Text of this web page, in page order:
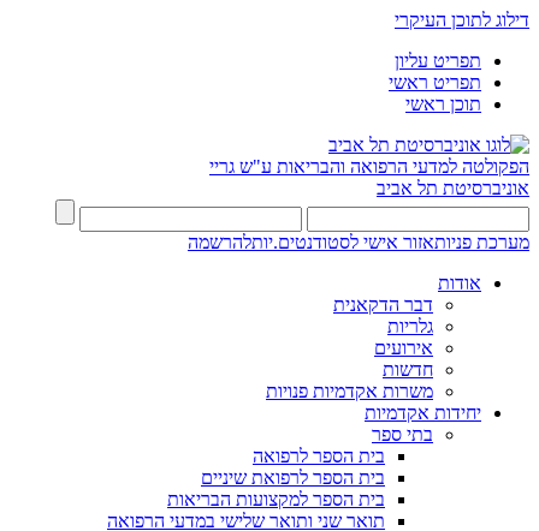
דילוג לתוכן העיקרי
תפריט עליון
תפריט ראשי
תוכן ראשי
הפקולטה למדעי הרפואה והבריאות ע"ש גריי
אוניברסיטת תל אביב
מערכת פניותאזור אישי לסטודנטים.יותלהרשמה
אודות
דבר הדקאנית
גלריות
אירועים
חדשות
משרות אקדמיות פנויות
יחידות אקדמיות
בתי ספר
בית הספר לרפואה
בית הספר לרפואת שיניים
בית הספר למקצועות הבריאות
תואר שני ותואר שלישי במדעי הרפואה